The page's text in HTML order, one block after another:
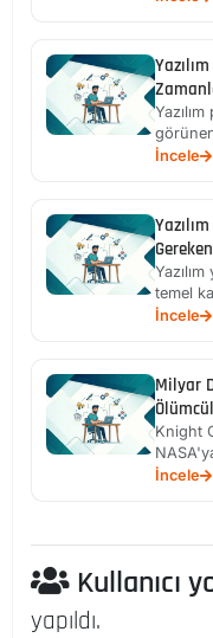
İncele
temel
İncele
Milyar
Knight
İncele
Kullanıcı
yapıldı.